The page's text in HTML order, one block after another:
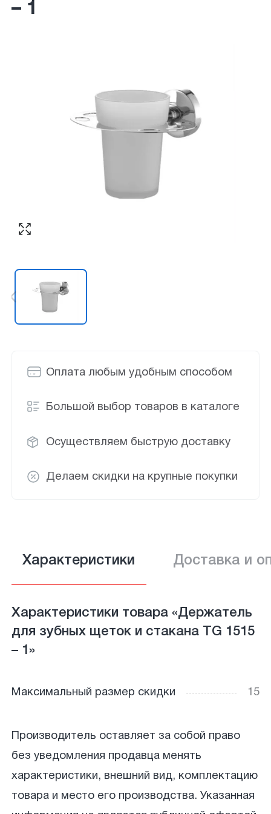
– 1
Оплата любым удобным способом
Большой выбор товаров в каталоге
Осуществляем быструю доставку
Делаем скидки на крупные покупки
Характеристики Доставка и
Характеристики товара «Держатель
для зубных щеток и стакана TG 1515
– 1»
Максимальный размер скидки 15
Производитель оставляет за собой право
без уведомления продавца менять
характеристики, внешний вид, комплектацию
товара и место его производства. Указанная
ПЕРЕЗВОНИТЕ МНЕ
Согласен с обработкой персональных
данных в соответствии сполитикой
конфиденциальности